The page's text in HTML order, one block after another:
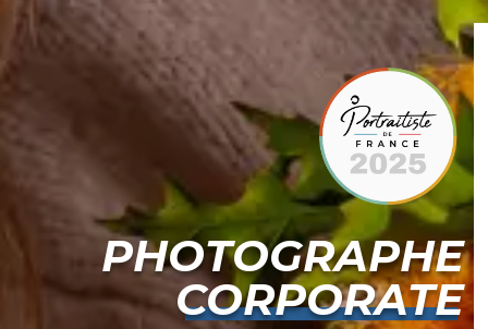
PHOTOGRAPHE
CORPORATE